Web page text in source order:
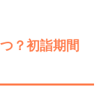
？初詣期間